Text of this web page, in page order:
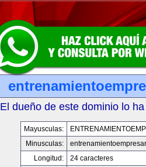
El dueño de este dominio lo
Mayusculas:
Minusculas:
Longitud:
24 caracteres